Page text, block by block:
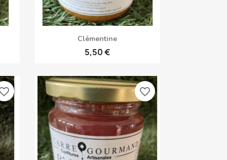
Aperçu rapide
Clémentine
5,50 €
favorite_border